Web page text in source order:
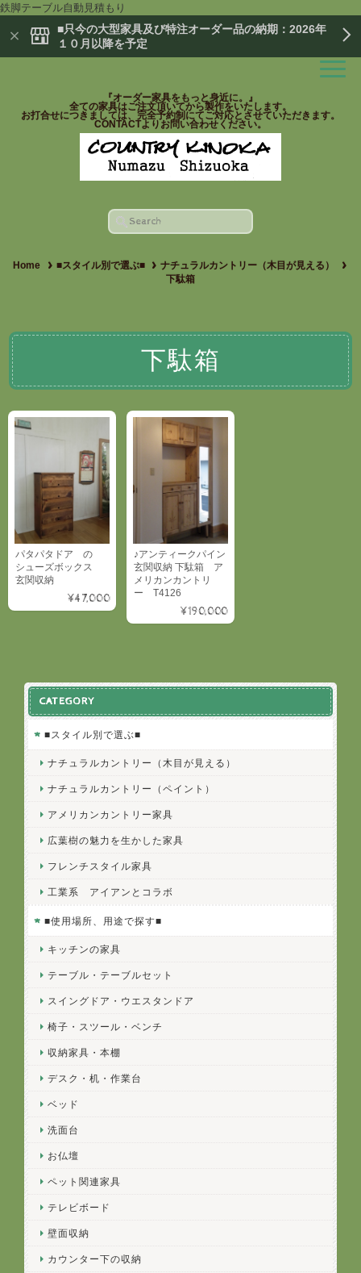
鉄脚テーブル自動見積もり
■只今の大型家具及び特注オーダー品の納期：2026年
１０月以降を予定
『オーダー家具をもっと身近に。』
全ての家具はご注文頂いてから製作をいたします。
お打合せにつきましては、完全予約制にてご対応とさせていただきます。
CONTACTよりお問い合わせください。
Home ■スタイル別で選ぶ■
ナチュラルカントリー（木目が見える）
下駄箱
下駄箱
パタパタドア の
シューズボックス
玄関収納
¥47,000
♪アンティークパイン
玄関収納 下駄箱 ア
メリカンカントリ
ー T4126
¥190,000
CATEGORY
■スタイル別で選ぶ■
ナチュラルカントリー（木目が見える）
ナチュラルカントリー（ペイント）
アメリカンカントリー家具
広葉樹の魅力を生かした家具
フレンチスタイル家具
工業系 アイアンとコラボ
■使用場所、用途で探す■
キッチンの家具
テーブル・テーブルセット
スイングドア・ウエスタンドア
椅子・スツール・ベンチ
収納家具・本棚
デスク・机・作業台
ベッド
洗面台
お仏壇
ペット関連家具
テレビボード
壁面収納
カウンター下の収納